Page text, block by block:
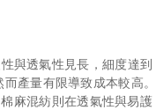
與透氣性見長，細度達到
產量有限導致成本較高。
麻混紡則在透氣性與易護